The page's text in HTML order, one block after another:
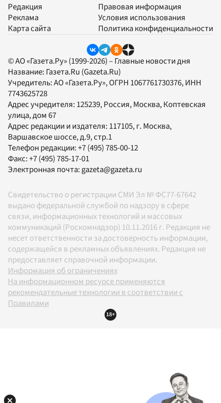
Редакция
Реклама
Карта сайта
Правовая информация
Условия использования
Политика конфиденциальности
© АО «Газета.Ру» (1999-2026) – Главные новости дня
Название: Газета.Ru (Gazeta.Ru)
Учредитель:АО «Газета.Ру», ОГРН 1067761730376, ИНН
7743625728
Адрес учредителя: 125239, Россия, Москва, Коптевская
улица, дом 67
Адрес редакции и издателя: 117105, г. Москва,
Варшавское шоссе, д.9, стр.1
Телефон редакции:+7 (495) 785-00-12
Факс:+7 (495) 785-17-01
Электронная почта: gazeta@gazeta.ru
Свидетельство о регистрации СМИ Эл № ФС77-67642
выдано федеральной службой по надзору в сфере
связи, информационных технологий и массовых
коммуникаций (Роскомнадзор) 10.11.2016 г. Редакция не
несет ответственности за достоверность информации,
содержащейся в рекламных объявлениях. Редакция не
предоставляет справочной информации.
Информация об ограничениях
На информационном ресурсе применяются
рекомендательные технологии в соответствии с
Правилами
18+